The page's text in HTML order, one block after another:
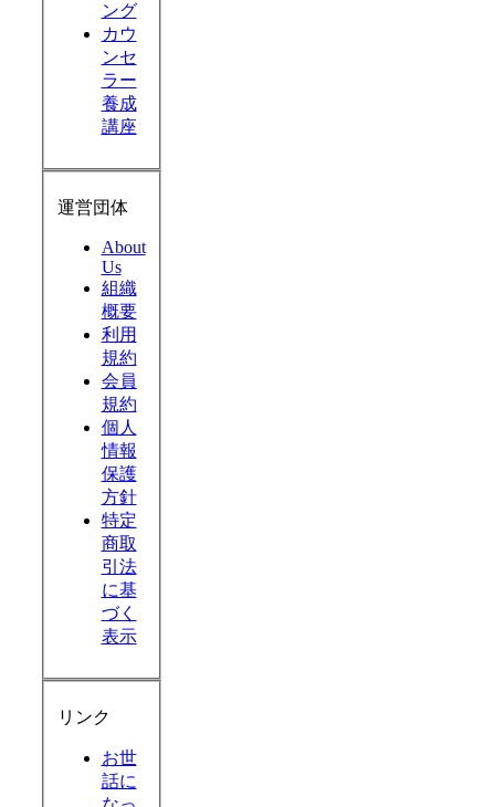
ング
カウ
ンセ
ラー
養成
講座
運営団体
About
Us
組織
概要
利用
規約
会員
規約
個人
情報
保護
方針
特定
商取
引法
に基
づく
表示
リンク
お世
話に